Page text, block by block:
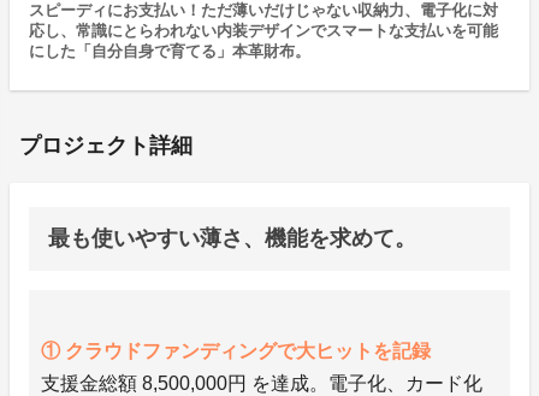
スピーディにお支払い！ただ薄いだけじゃない収納力、電子化に対
応し、常識にとらわれない内装デザインでスマートな支払いを可能
にした「自分自身で育てる」本革財布。
プロジェクト詳細
最も使いやすい薄さ、機能を求めて。
① クラウドファンディングで大ヒットを記録
支援金総額 8,500,000円 を達成。電子化、カード化